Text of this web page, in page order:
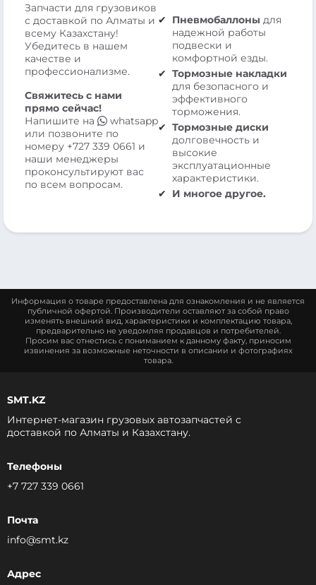
Запчасти для грузовиков
с доставкой по Алматы и
всему Казахстану!
Убедитесь в нашем
качестве и
профессионализме.
Свяжитесь с нами
прямо сейчас!
Напишите на
whatsapp
или позвоните по
номеру +727 339 0661 и
наши менеджеры
проконсультируют вас
по всем вопросам.
Пневмобаллоны для
надежной работы
подвески и
комфортной езды.
Тормозные накладки
для безопасного и
эффективного
торможения.
Тормозные диски
долговечность и
высокие
эксплуатационные
характеристики.
И многое другое.
Информация о товаре предоставлена для ознакомления и не является
публичной офертой. Производители оставляют за собой право
изменять внешний вид, характеристики и комплектацию товара,
предварительно не уведомляя продавцов и потребителей.
Просим вас отнестись с пониманием к данному факту, приносим
извинения за возможные неточности в описании и фотографиях
товара.
SMT.KZ
Интернет-магазин грузовых автозапчастей c
доставкой по Алматы и Казахстану.
Телефоны
+7 727 339 0661
Почта
info@smt.kz
Адрес